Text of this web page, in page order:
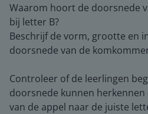
Waarom hoort de doorsnede
bij letter B?
Beschrijf de vorm, grootte en
doorsnede van de
Controleer of de leerlingen
doorsnede kunnen
van de appel naar de juiste